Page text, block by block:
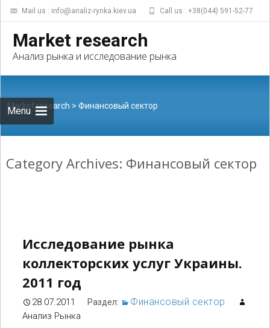
Call us : +38(044) 591-52-77
Mail us : info@analiz-rynka.kiev.ua
Market research
Анализ рынка и исследование рынка
Menu
Market research >Финансовый сектор
Category Archives: Финансовый сектор
Исследование рынка
коллекторских услуг Украины.
2011 год
28.07.2011 Раздел: Финансовый сектор
Анализ Рынка